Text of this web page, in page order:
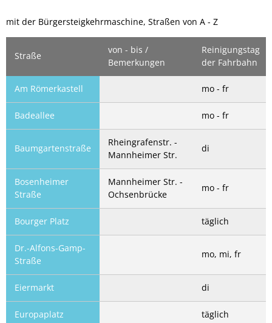
A
Z
mit der Bürgersteigkehrmaschine, Straßen von A - Z
Straße
von - bis /
Bemerkungen
Reinigungstag
der Fahrbahn
Am Römerkastell mo - fr
Badeallee mo - fr
Baumgartenstraße
Rheingrafenstr. -
Mannheimer Str.
di
Bosenheimer
Straße
Mannheimer Str. -
Ochsenbrücke
mo - fr
Bourger Platz täglich
Dr.-Alfons-Gamp-
Straße
mo, mi, fr
Eiermarkt di
Europaplatz täglich